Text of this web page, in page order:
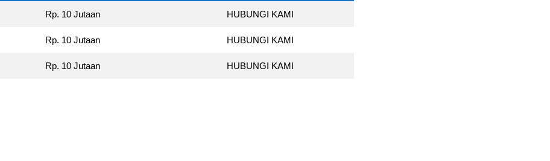
Rp. 10 Jutaan HUBUNGI KAMI
Rp. 10 Jutaan HUBUNGI KAMI
Rp. 10 Jutaan HUBUNGI KAMI